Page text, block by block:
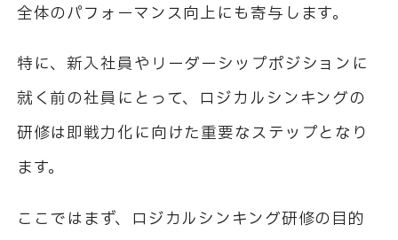
全体のパフォーマンス向上にも寄与します。
特に、新入社員やリーダーシップポジションに
就く前の社員にとって、ロジカルシンキングの
研修は即戦力化に向けた重要なステップとなり
ます。
ここではまず、ロジカルシンキング研修の目的